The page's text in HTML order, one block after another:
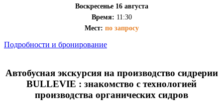
Воскресенье 16 августа
Время: 11:30
Мест: по запросу
Подробности и бронирование
Автобусная экскурсия на производство сидрерии
BULLEVIE : знакомство с технологией
производства органических сидров